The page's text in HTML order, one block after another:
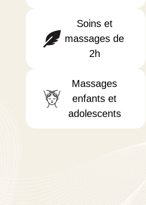
Soins et
massages de
2h
Massages
enfants et
adolescents